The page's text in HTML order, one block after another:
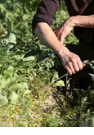
銷與包裝層層
年起要求上市
（永續相關財
揭露），企業
碳